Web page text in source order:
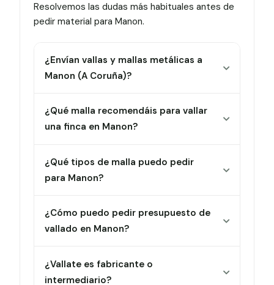
Resolvemos las dudas más habituales antes de
pedir material para Manon.
¿Envían vallas y mallas metálicas a
Manon (A Coruña)?
¿Qué malla recomendáis para vallar
una finca en Manon?
¿Qué tipos de malla puedo pedir
para Manon?
¿Cómo puedo pedir presupuesto de
vallado en Manon?
¿Vallate es fabricante o
intermediario?